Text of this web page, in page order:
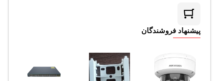
پیشنهاد فروشندگان